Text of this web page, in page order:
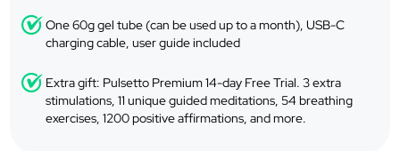
One 60g gel tube (can be used up to a month), USB-C
charging cable, user guide included
Extra gift: Pulsetto Premium 14-day Free Trial. 3 extra
stimulations, 11 unique guided meditations, 54 breathing
exercises, 1200 positive affirmations, and more.